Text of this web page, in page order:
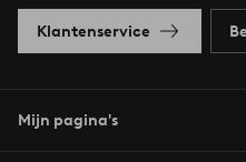
Klantenservice
Mijn pagina's